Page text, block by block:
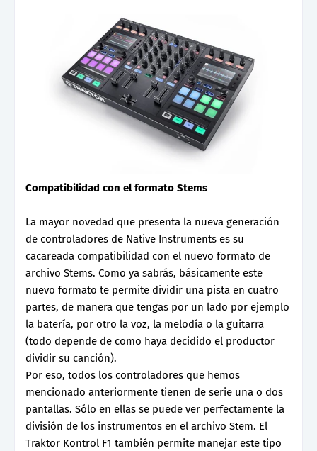
Compatibilidad con el formato Stems
La mayor novedad que presenta la nueva generación
de controladores de Native Instruments es su
cacareada compatibilidad con el nuevo formato de
archivo Stems. Como ya sabrás, básicamente este
nuevo formato te permite dividir una pista en cuatro
partes, de manera que tengas por un lado por ejemplo
la batería, por otro la voz, la melodía o la guitarra
(todo depende de como haya decidido el productor
dividir su canción).
Por eso, todos los controladores que hemos
mencionado anteriormente tienen de serie una o dos
pantallas. Sólo en ellas se puede ver perfectamente la
división de los instrumentos en el archivo Stem. El
Traktor Kontrol F1 también permite manejar este tipo